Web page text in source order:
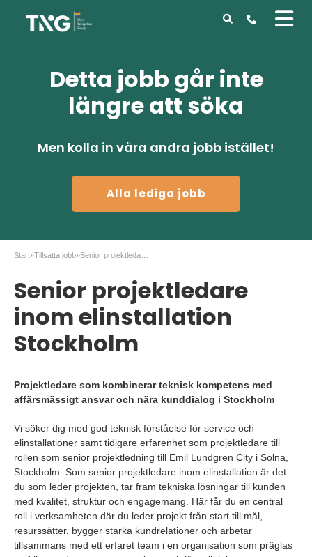
Detta jobb går inte
längre att söka
Men kolla in våra andra jobb istället!
Alla lediga jobb
Start»Tillsatta jobb»
Senior projektledare
inom elinstallation
Stockholm
Projektledare som kombinerar teknisk kompetens med
affärsmässigt ansvar och nära kunddialog i Stockholm
Vi söker dig med god teknisk förståelse för service och
elinstallationer samt tidigare erfarenhet som projektledare till
rollen som senior projektledning till Emil Lundgren City i Solna,
Stockholm. Som senior projektledare inom elinstallation är det
du som leder projekten, tar fram tekniska lösningar till kunden
med kvalitet, struktur och engagemang. Här får du en central
roll i verksamheten där du leder projekt från start till mål,
resurssätter, bygger starka kundrelationer och arbetar
tillsammans med ett erfaret team i en organisation som präglas